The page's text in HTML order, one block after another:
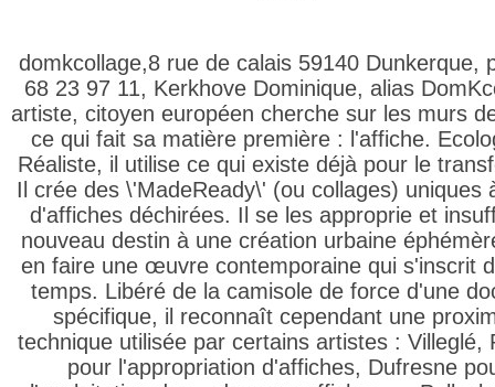
domkcollage,8 rue de calais 59140 Dunkerque,
68 23 97 11, Kerkhove Dominique, alias
artiste, citoyen européen cherche sur les murs
ce qui fait sa matière première : l'affiche.
Réaliste, il utilise ce qui existe déjà pour le
Il crée des \'MadeReady\' (ou collages) uniques
d'affiches déchirées. Il se les approprie et
nouveau destin à une création urbaine
en faire une œuvre contemporaine qui s'inscrit
temps. Libéré de la camisole de force d'une
spécifique, il reconnaît cependant une
technique utilisée par certains artistes : Villeglé,
pour l'appropriation d'affiches, Dufresne